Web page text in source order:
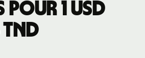
pour 1 USD